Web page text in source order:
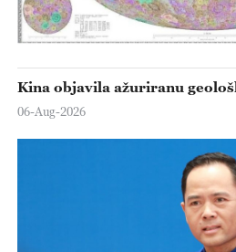
Kina objavila ažuriranu
06-Aug-2026